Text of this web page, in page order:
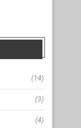
(14)
(3)
(4)